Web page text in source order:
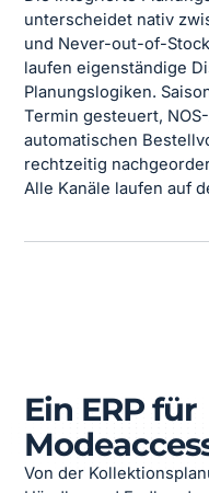
unterscheidet nativ
und Never-out-of-
laufen eigenständige
Planungslogiken.
Termin gesteuert,
automatischen
rechtzeitig
Alle Kanäle laufen auf
Ein ERP für
Von der